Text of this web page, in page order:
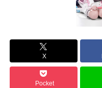
X
Pocket